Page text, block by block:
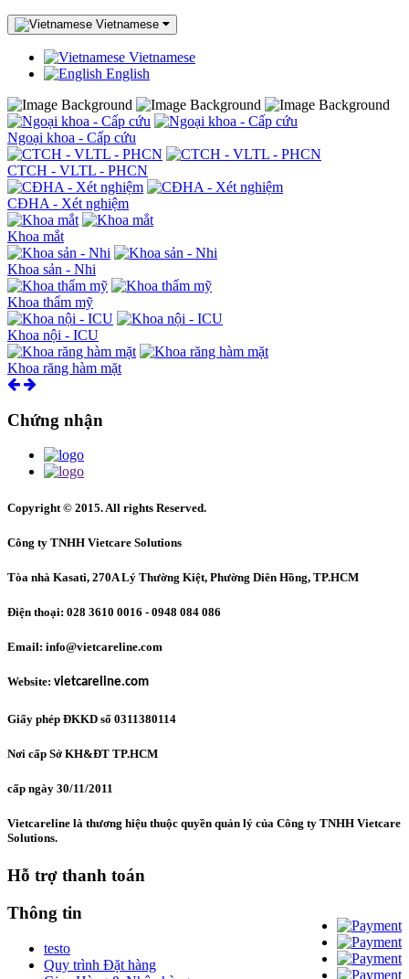
Vietnamese
Vietnamese
English
Ngoại khoa - Cấp cứu
CTCH - VLTL - PHCN
CĐHA - Xét nghiệm
Khoa mắt
Khoa sản - Nhi
Khoa thẩm mỹ
Khoa nội - ICU
Khoa răng hàm mặt
Chứng nhận
Copyright © 2015. All rights Reserved.
Công ty TNHH Vietcare Solutions
Tòa nhà Kasati, 270A Lý Thường Kiệt, Phường Diên Hồng, TP.HCM
Điện thoại: 028 3610 0016 - 0948 084 086
Email: info@vietcareline.com
Website: vietcareline.com
Giấy phép ĐKKD số 0311380114
Nơi cấp Sở KH&ĐT TP.HCM
cấp ngày 30/11/2011
Vietcareline là thương hiệu thuộc quyền quản lý của Công ty TNHH Vietcare
Solutions.
Hỗ trợ thanh toán
Thông tin
testo
Quy trình Đặt hàng